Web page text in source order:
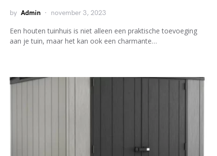
by Admin november 3, 2023
Een houten tuinhuis is niet alleen een praktische toevoeging
aan je tuin, maar het kan ook een charmante…